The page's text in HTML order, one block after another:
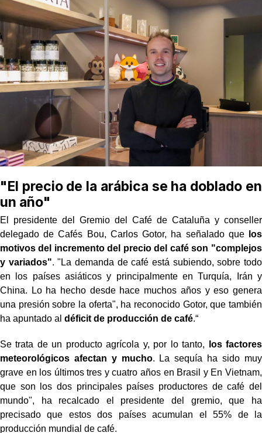
"El precio de la arábica se ha doblado en
un año"
El presidente del Gremio del Café de Cataluña y conseller
delegado de Cafés Bou, Carlos Gotor, ha señalado que
los
motivos del incremento del precio del café son "complejos
y variados". "La demanda de café está subiendo, sobre todo
en los países asiáticos y principalmente en Turquía, Irán y
China. Lo ha hecho desde hace muchos años y eso genera
una presión sobre la oferta", ha reconocido Gotor, que también
ha apuntado al déficit de producción de café.“
Se trata de un producto agrícola y, por lo tanto,
los factores
meteorológicos afectan y mucho. La sequía ha sido muy
grave en los últimos tres y cuatro años en Brasil y En Vietnam,
que son los dos principales países productores de café del
mundo", ha recalcado el presidente del gremio, que ha
precisado que estos dos países acumulan el 55% de la
producción mundial de café.